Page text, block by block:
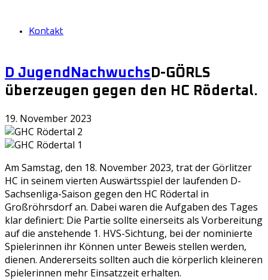
Kontakt
D Jugend Nachwuchs D-GÖRLS
überzeugen gegen den HC Rödertal.
19. November 2023
Am Samstag, den 18. November 2023, trat der Görlitzer
HC in seinem vierten Auswärtsspiel der laufenden D-
Sachsenliga-Saison gegen den HC Rödertal in
Großröhrsdorf an. Dabei waren die Aufgaben des Tages
klar definiert: Die Partie sollte einerseits als Vorbereitung
auf die anstehende 1. HVS-Sichtung, bei der nominierte
Spielerinnen ihr Können unter Beweis stellen werden,
dienen. Andererseits sollten auch die körperlich kleineren
Spielerinnen mehr Einsatzzeit erhalten.